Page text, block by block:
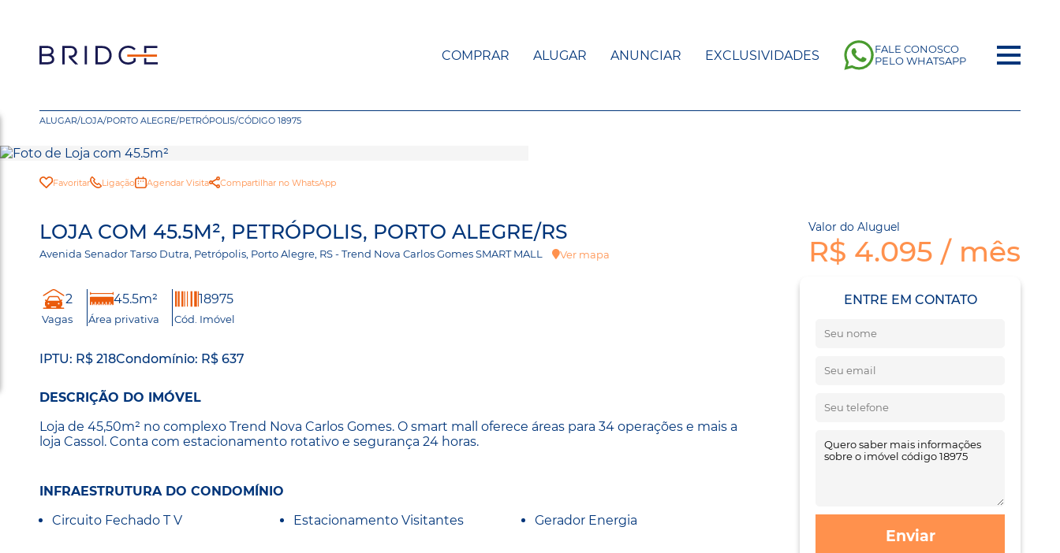
COMPRAR ALUGAR ANUNCIAR EXCLUSIVIDADES
FALE CONOSCO
PELO WHATSAPP
ALUGAR/LOJA/PORTO ALEGRE/PETRÓPOLIS/CÓDIGO 18975
Favoritar Ligação Agendar Visita Compartilhar no WhatsApp
LOJA COM 45.5M², PETRÓPOLIS, PORTO ALEGRE/RS
Avenida Senador Tarso Dutra, Petrópolis, Porto Alegre, RS - Trend Nova Carlos Gomes SMART MALL Ver mapa
Valor do Aluguel
R$ 4.095 / mês
2
Vagas
45.5m²
Área privativa
18975
Cód. Imóvel
IPTU: R$ 218Condomínio: R$ 637
DESCRIÇÃO DO IMÓVEL
Loja de 45,50m² no complexo Trend Nova Carlos Gomes. O smart mall oferece áreas para 34 operações e mais a
loja Cassol. Conta com estacionamento rotativo e segurança 24 horas.
INFRAESTRUTURA DO CONDOMÍNIO
Circuito Fechado T V
Estacionamento Visitantes Gerador Energia
ENTRE EM CONTATO
Enviar